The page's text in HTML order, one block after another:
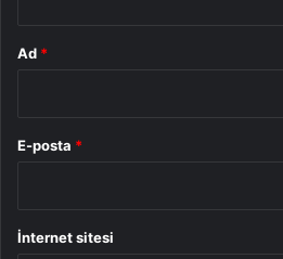
Ad *
E-posta *
İnternet sitesi